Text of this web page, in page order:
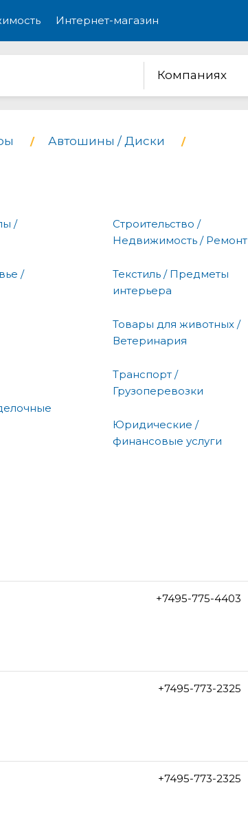
Интернет-магазин
Компаниях
Автошины / Диски
/
/
Строительство /
Недвижимость / Ремонт
Текстиль / Предметы
интерьера
Товары для животных /
Ветеринария
Транспорт /
Грузоперевозки
Юридические /
финансовые услуги
+7495-775-4403
+7495-773-2325
+7495-773-2325